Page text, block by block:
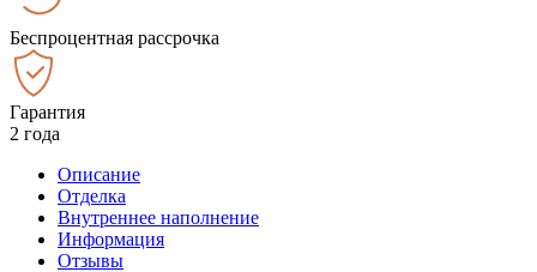
Беспроцентная рассрочка
Гарантия
2 года
Описание
Отделка
Внутреннее наполнение
Информация
Отзывы